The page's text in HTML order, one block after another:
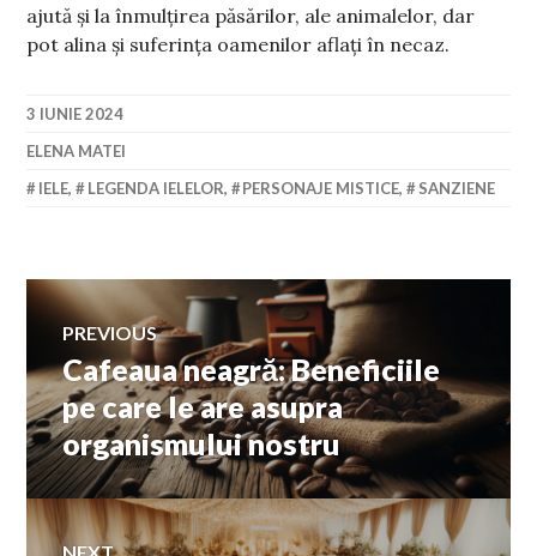
ajută și la înmulțirea păsărilor, ale animalelor, dar
pot alina și suferința oamenilor aflați în necaz.
3 IUNIE 2024
ELENA MATEI
IELE, LEGENDA IELELOR, PERSONAJE MISTICE, SANZIENE
Navigare
în
articole
PREVIOUS
Previous
post:
Cafeaua neagră: Beneficiile
pe care le are asupra
organismului nostru